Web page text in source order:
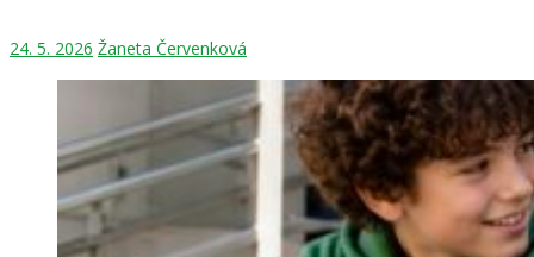
24. 5. 2026 Žaneta Červenková